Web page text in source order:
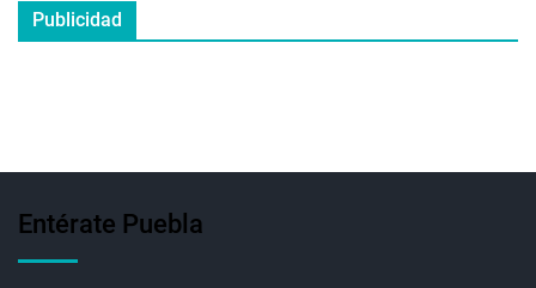
Publicidad
Entérate Puebla